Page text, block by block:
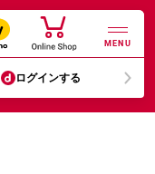
MENU
ログインする